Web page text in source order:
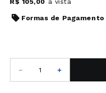
Formas de Pagamento
＋
－